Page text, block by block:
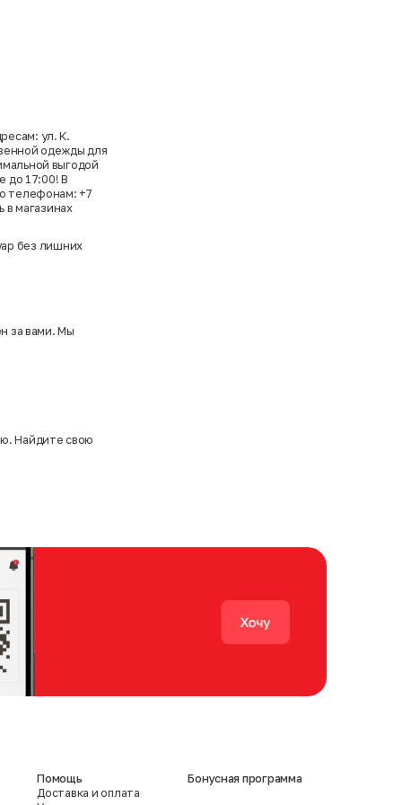
ул. К.
одежды для
выгодой
до 17:00! В
телефонам: +7
магазинах
без лишних
за вами. Мы
Найдите свою
Помощь
Доставка и оплата
Бонусная программа